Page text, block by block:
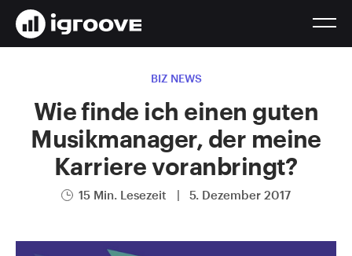
BIZ NEWS
Wie finde ich einen guten
Musikmanager, der meine
Karriere voranbringt?
15 Min. Lesezeit | 5. Dezember 2017